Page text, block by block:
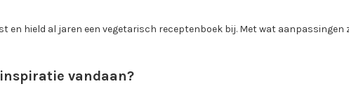
en hield al jaren een vegetarisch receptenboek bij. Met wat aanpassingen
vandaan?